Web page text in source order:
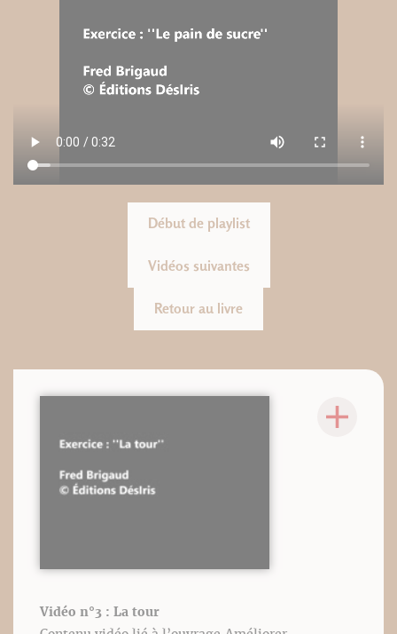
Début de playlist
Vidéos suivantes
Retour au livre
Vidéo n°3 : La tour